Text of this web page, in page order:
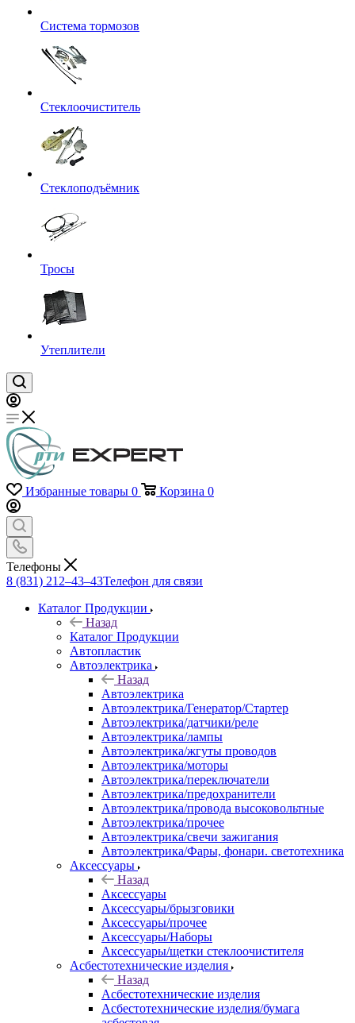
Система тормозов
Стеклоочиститель
Стеклоподъёмник
Тросы
Утеплители
Избранные товары 0 Корзина 0
Телефоны
8 (831) 212–43–43Телефон для связи
Каталог Продукции
Назад
Каталог Продукции
Автопластик
Автоэлектрика
Назад
Автоэлектрика
Автоэлектрика/Генератор/Стартер
Автоэлектрика/датчики/реле
Автоэлектрика/лампы
Автоэлектрика/жгуты проводов
Автоэлектрика/моторы
Автоэлектрика/переключатели
Автоэлектрика/предохранители
Автоэлектрика/провода высоковольтные
Автоэлектрика/прочее
Автоэлектрика/свечи зажигания
Автоэлектрика/Фары, фонари. светотехника
Аксессуары
Назад
Аксессуары
Аксессуары/брызговики
Аксессуары/прочее
Аксессуары/Наборы
Аксессуары/щетки стеклоочистителя
Асбестотехнические изделия
Назад
Асбестотехнические изделия
Асбестотехнические изделия/бумага